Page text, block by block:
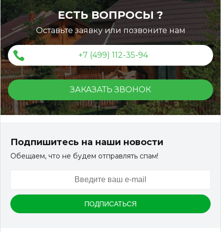
ЕСТЬ ВОПРОСЫ ?
Оставьте заявку или позвоните нам
+7 (499) 112-35-94
ЗАКАЗАТЬ ЗВОНОК
Подпишитесь на наши новости
Обещаем, что не будем отправлять спам!